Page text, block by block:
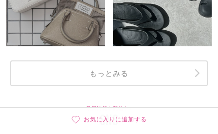
お気に入りに追加する
もっとみる
最新情報を配信中♪
SNS